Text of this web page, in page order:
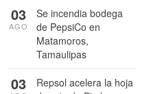
Se incendia bodega
de PepsiCo en
Matamoros,
Tamaulipas
03
AGO
Repsol acelera la hoja
03